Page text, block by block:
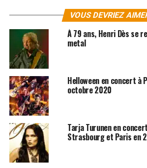
LES ALBUMS DE EX DEO SONT
SUJETS ASSOCIÉS:
VOUS DEVRIEZ
À 79 ans, Henri Dès se
metal
Helloween en concert à
octobre 2020
Tarja Turunen en
Strasbourg et Paris en